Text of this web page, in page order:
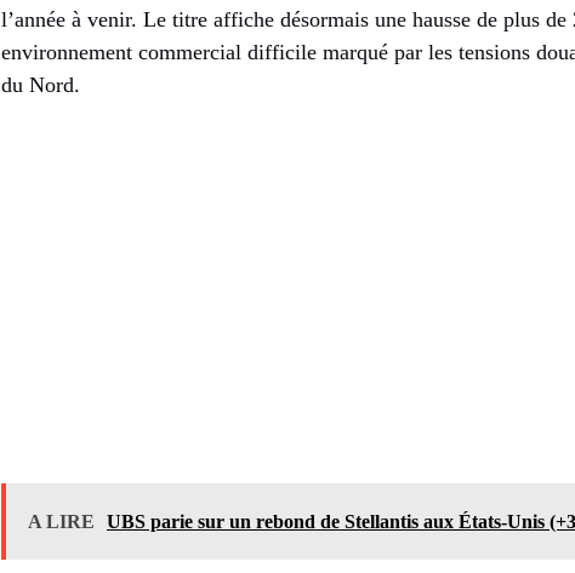
l’année à venir. Le titre affiche désormais une hausse de plus
environnement commercial difficile marqué par les tensions
du Nord.
A LIRE UBS parie sur un rebond de Stellantis aux États-Unis